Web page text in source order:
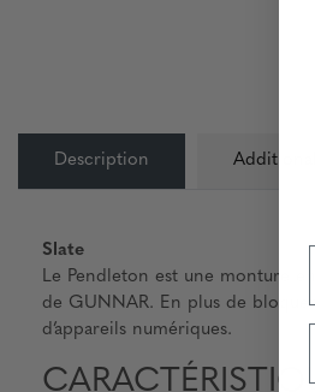
Description
Slate
Le Pendleton est une monture
de GUNNAR. En plus de
d’appareils numériques.